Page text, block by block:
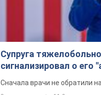
Супруга
сигнализировал о его
Сначала врачи не обратили